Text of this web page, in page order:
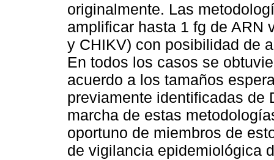
originalmente. Las
amplificar hasta 1 fg de ARN
y CHIKV) con posibilidad de
En todos los casos se
acuerdo a los tamaños
previamente identificadas de
marcha de estas
oportuno de miembros de
de vigilancia epidemiológica